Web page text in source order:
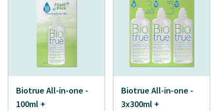
Biotrue All-in-one -
100ml +
Biotrue All-in-one -
3x300ml +